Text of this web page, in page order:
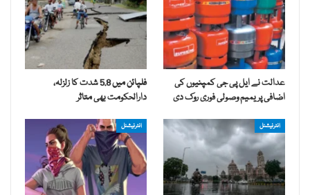
عدالت نے ایل پی جی کمپنیوں کی
اضافی پریمیم وصولی فوری روک دی
فلپائن میں 5.8 شدت کا زلزلہ،
دارالحکومت بھی متاثر
انٹرنیشنل انٹرنیشنل